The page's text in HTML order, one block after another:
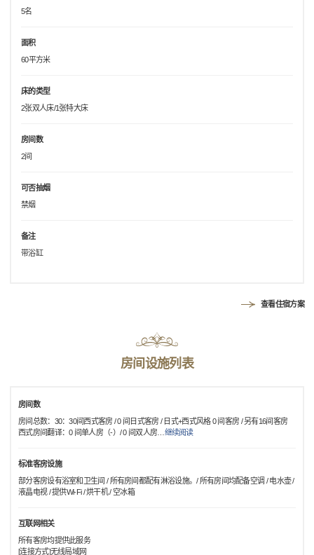
5名
面积
60平方米
床的类型
2张双人床/1张特大床
房间数
2间
可否抽烟
禁烟
备注
带浴缸
查看住宿方案
房间设施列表
房间数
房间总数：30：30间西式客房 / 0 间日式客房 / 日式+西式风格 0 间客房 / 另有16间客房
西式房间翻译：0 间单人房（-）/ 0 间双人房
继续阅读
标准客房设施
部分客房设有浴室和卫生间 / 所有房间都配有淋浴设施。/ 所有房间均配备空调 / 电水壶 /
液晶电视 / 提供Wi-Fi / 烘干机 / 空冰箱
互联网相关
所有客房均提供此服务
[连接方式]无线局域网